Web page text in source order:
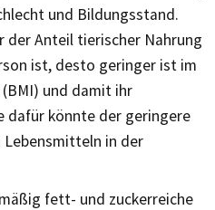
und Bildungsstand.
der Anteil tierischer Nahrung
ist, desto geringer ist im
und damit ihr
dafür könnte der geringere
in der
fett- und zuckerreiche